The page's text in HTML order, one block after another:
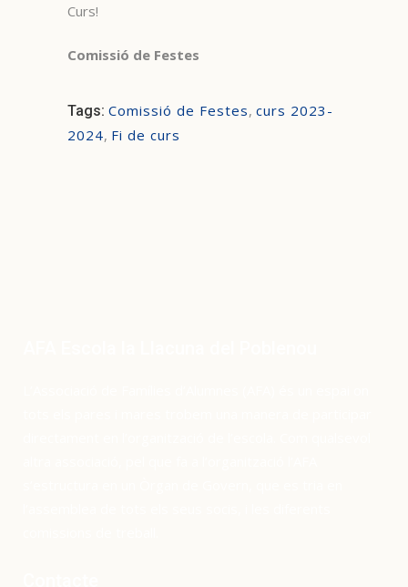
Curs!
Comissió de Festes
Tags: Comissió de Festes, curs 2023-
2024, Fi de curs